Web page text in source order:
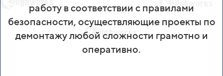
работу в соответствии с правилами
безопасности, осуществляющие проекты по
демонтажу любой сложности грамотно и
оперативно.